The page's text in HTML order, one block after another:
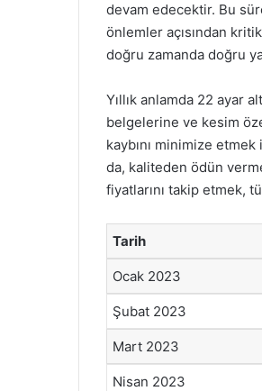
devam edecektir. Bu
önlemler açısından
doğru zamanda doğru
Yıllık anlamda 22 ayar
belgelerine ve kesim
kaybını minimize
da, kaliteden ödün
fiyatlarını takip etmek,
Tarih
Ocak 2023
Şubat 2023
Mart 2023
Nisan 2023